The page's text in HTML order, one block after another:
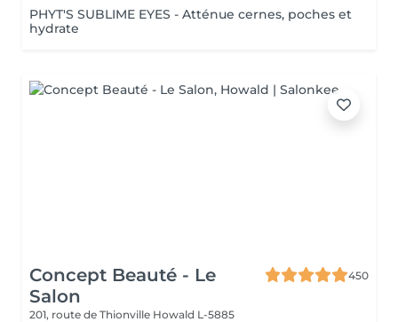
PHYT'S SUBLIME EYES - Atténue cernes, poches et
hydrate
Concept Beauté - Le
Salon
450
201, route de Thionville Howald L-5885